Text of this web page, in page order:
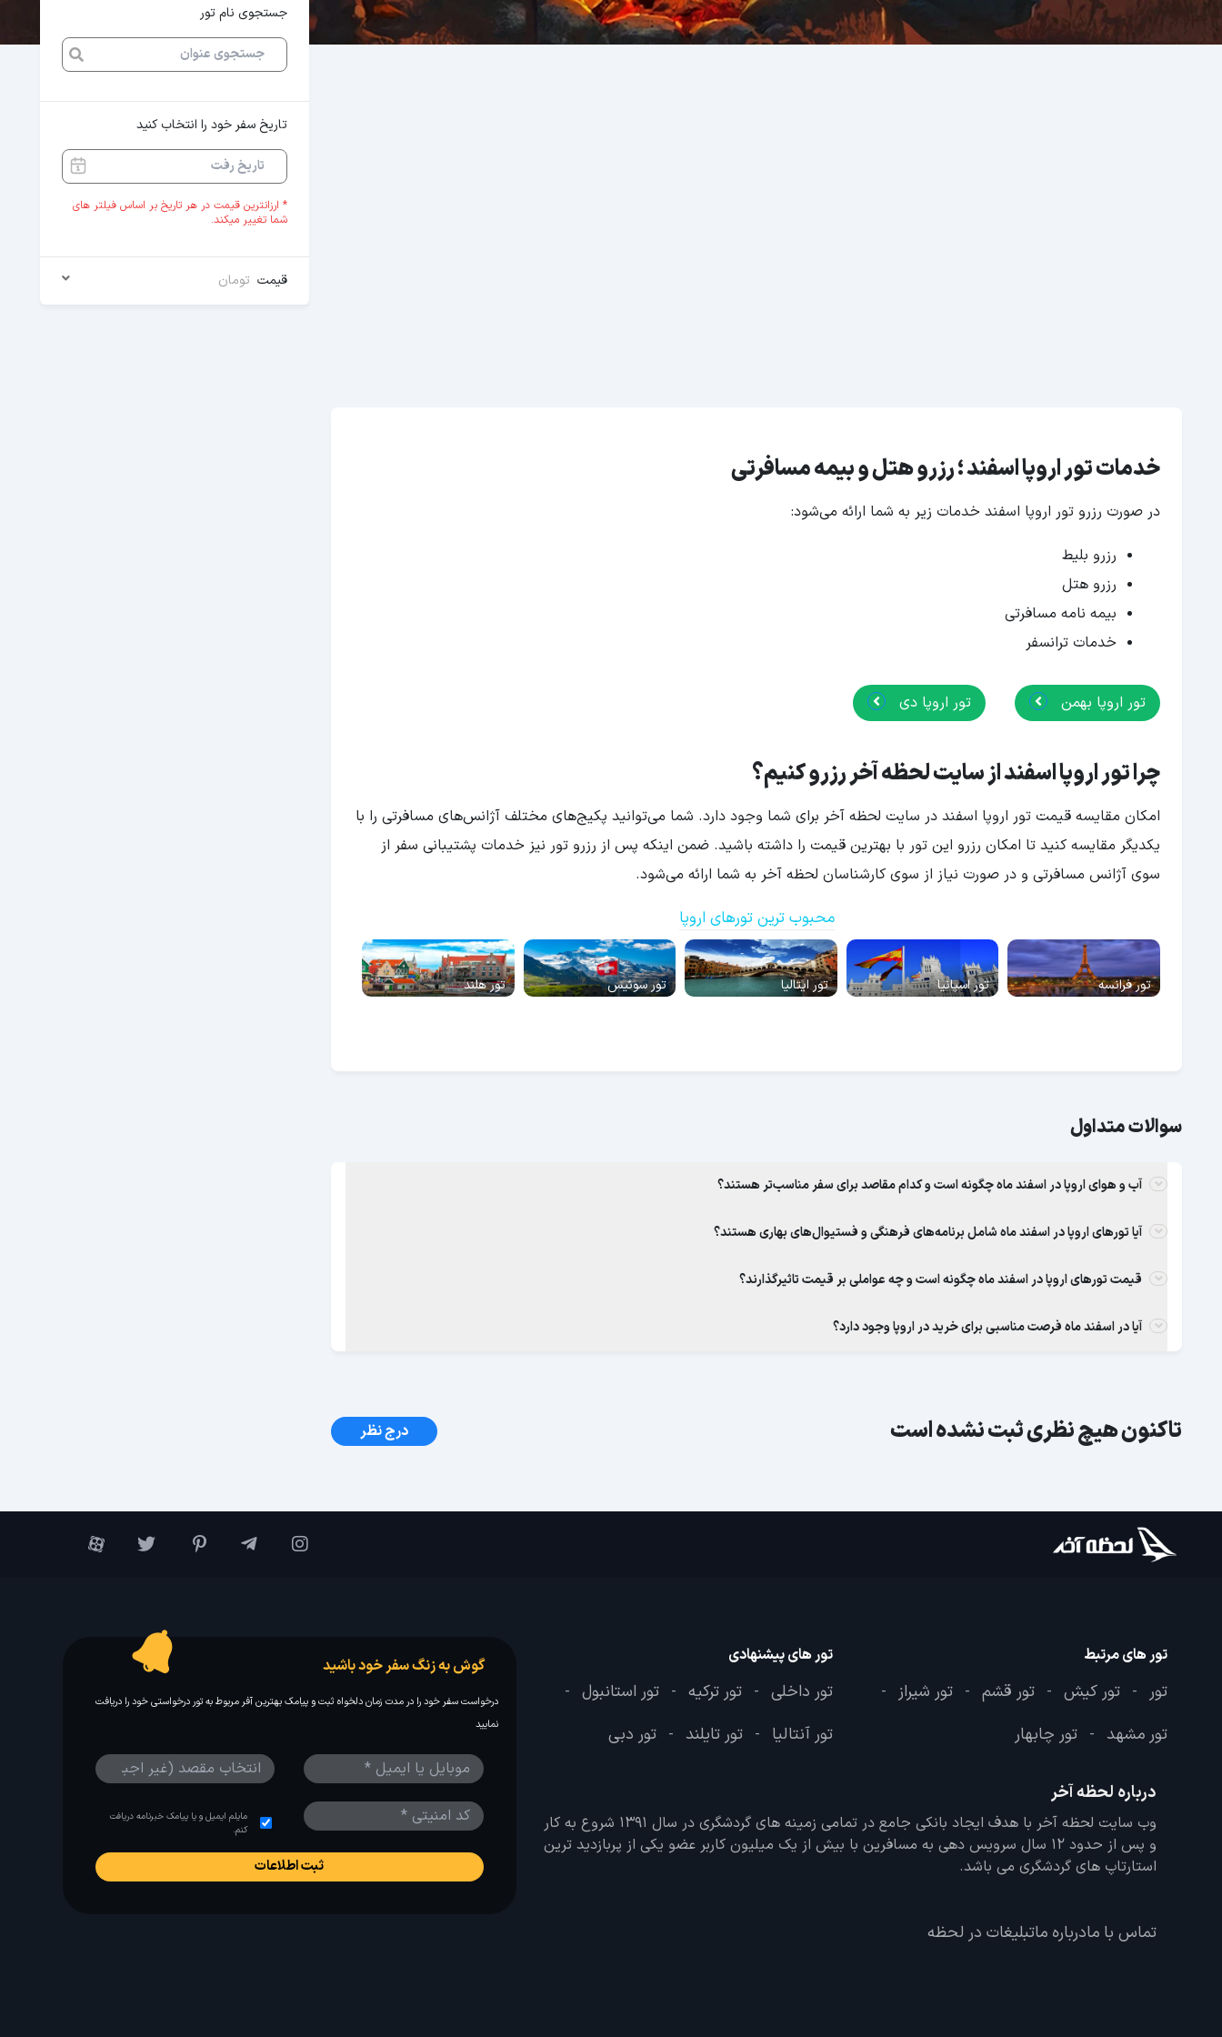
جستجوی نام تور
تاریخ سفر خود را انتخاب کنید
* ارزانترین قیمت در هر تاریخ بر اساس فیلتر های
شما تغییر میکند.
قیمت تومان
خدمات تور اروپا اسفند ؛ رزرو هتل و بیمه مسافرتی
در صورت رزرو تور اروپا اسفند خدمات زیر به شما ارائه می‌شود:
رزرو بلیط
رزرو هتل
بیمه نامه مسافرتی
خدمات ترانسفر
تور اروپا بهمن تور اروپا دی
چرا تور اروپا اسفند از سایت لحظه آخر رزرو کنیم؟
امکان مقایسه قیمت تور اروپا اسفند در سایت لحظه آخر برای شما وجود دارد. شما می‌توانید پکیج‌های مختلف آژانس‌های مسافرتی را با
یکدیگر مقایسه کنید تا امکان رزرو این تور با بهترین قیمت را داشته باشید. ضمن اینکه پس از رزرو تور نیز خدمات پشتیبانی سفر از
سوی آژانس مسافرتی و در صورت نیاز از سوی کارشناسان لحظه آخر به شما ارائه می‌شود.
محبوب ترین تورهای اروپا
تور فرانسه تور اسپانیا تور ایتالیا تور سوئیس تور هلند
سوالات متداول
آب و هوای اروپا در اسفند ماه چگونه است و کدام مقاصد برای سفر مناسب‌تر هستند؟
آیا تورهای اروپا در اسفند ماه شامل برنامه‌های فرهنگی و فستیوال‌های بهاری هستند؟
قیمت تورهای اروپا در اسفند ماه چگونه است و چه عواملی بر قیمت تاثیرگذارند؟
آیا در اسفند ماه فرصت مناسبی برای خرید در اروپا وجود دارد؟
تاکنون هیچ نظری ثبت نشده است درج نظر
تور های مرتبط
تور - تور کیش - تور قشم - تور شیراز -
تور مشهد - تور چابهار
تور های پیشنهادی
تور داخلی - تور ترکیه - تور استانبول -
تور آنتالیا - تور تایلند - تور دبی
درباره لحظه آخر
وب سایت لحظه آخر با هدف ایجاد بانکی جامع در تمامی زمینه های گردشگری در سال 1391 شروع به کار
و پس از حدود 12 سال سرویس دهی به مسافرین با بیش از یک میلیون کاربر عضو یکی از پربازدید ترین
استارتاپ های گردشگری می باشد.
تماس با مادرباره ماتبلیغات در لحظه
گوش به زنگ سفر خود باشید
درخواست سفر خود را در مدت زمان دلخواه ثبت و پیامک بهترین آفر مربوط به تور درخواستی خود را دریافت
نمایید
مایلم ایمیل و یا پیامک خبرنامه دریافت
کنم.